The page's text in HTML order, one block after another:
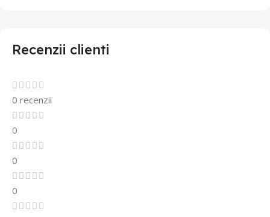
Recenzii clienti
0 recenzii
0
0
0